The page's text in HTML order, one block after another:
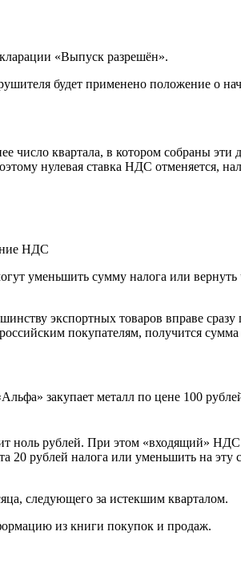
«Выпуск разрешён».
будет применено положение о
число квартала, в котором собраны эти
нулевая ставка НДС отменяется,
уменьшить сумму налога или
экспортных товаров вправе сразу
покупателям, получится
закупает металл по цене 100
ноль рублей. При этом «входящий» НДС
20 рублей налога или уменьшить на
следующего за истекшим кварталом.
из книги покупок и продаж.